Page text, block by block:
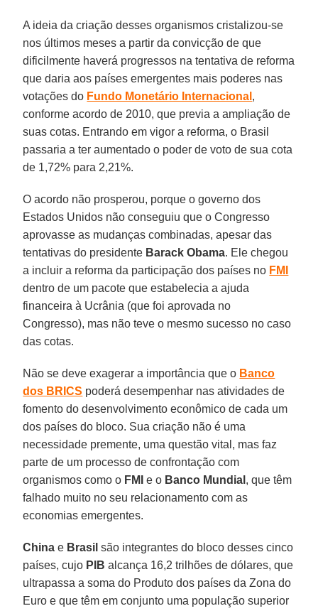
A ideia da criação desses organismos cristalizou-se
nos últimos meses a partir da convicção de que
dificilmente haverá progressos na tentativa de reforma
que daria aos países emergentes mais poderes nas
votações do Fundo Monetário Internacional ,
conforme acordo de 2010, que previa a ampliação de
suas cotas. Entrando em vigor a reforma, o Brasil
passaria a ter aumentado o poder de voto de sua cota
de 1,72% para 2,21%.
O acordo não prosperou, porque o governo dos
Estados Unidos não conseguiu que o Congresso
aprovasse as mudanças combinadas, apesar das
tentativas do presidente Barack Obama. Ele chegou
a incluir a reforma da participação dos países no FMI
dentro de um pacote que estabelecia a ajuda
financeira à Ucrânia (que foi aprovada no
Congresso), mas não teve o mesmo sucesso no caso
das cotas.
Não se deve exagerar a importância que o Banco
dos BRICS poderá desempenhar nas atividades de
fomento do desenvolvimento econômico de cada um
dos países do bloco. Sua criação não é uma
necessidade premente, uma questão vital, mas faz
parte de um processo de confrontação com
organismos como o FMI e o Banco Mundial , que têm
falhado muito no seu relacionamento com as
economias emergentes.
China e Brasil são integrantes do bloco desses cinco
países, cujo PIB alcança 16,2 trilhões de dólares, que
ultrapassa a soma do Produto dos países da Zona do
Euro e que têm em conjunto uma população superior